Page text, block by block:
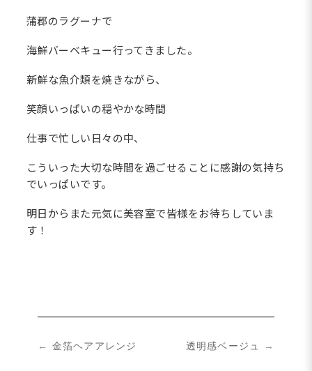
蒲郡のラグーナで
海鮮バーベキュー行ってきました。
新鮮な魚介類を焼きながら、
笑顔いっぱいの穏やかな時間
仕事で忙しい日々の中、
こういった大切な時間を過ごせることに感謝の気持ち
でいっぱいです。
明日からまた元気に美容室で皆様をお待ちしていま
す！
← 金箔ヘアアレンジ 透明感ベージュ →